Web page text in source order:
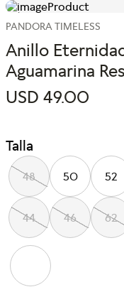
PANDORA TIMELESS
Anillo
Aguamarina
USD 49.00
Talla
48 50 52
44 46 62